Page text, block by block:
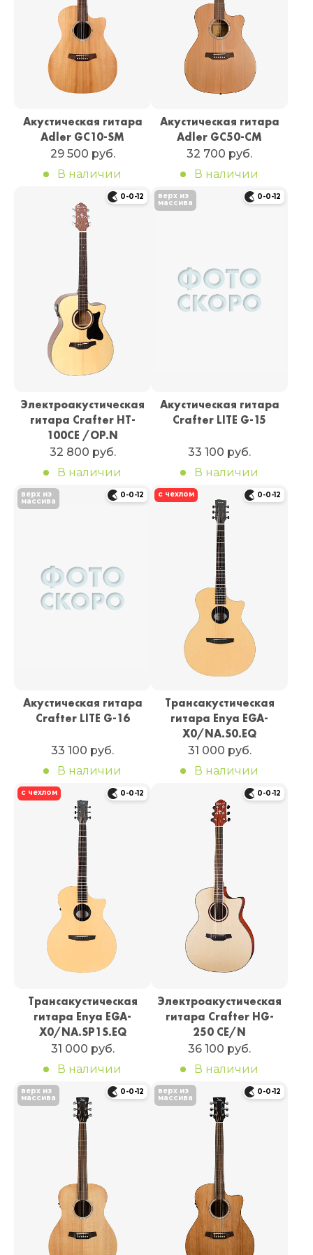
Акустическая гитара
Adler GC10-SM
29 500 руб.
В наличии
Акустическая гитара
Adler GC50-CM
32 700 руб.
В наличии
0-0-12
Электроакустическая
гитара Crafter HT-
100CE /OP.N
32 800 руб.
В наличии
верх из
массива
0-0-12
Акустическая гитара
Crafter LITE G-15
33 100 руб.
В наличии
верх из
массива
0-0-12
Акустическая гитара
Crafter LITE G-16
33 100 руб.
В наличии
с чехлом 0-0-12
Трансакустическая
гитара Enya EGA-
X0/NA.S0.EQ
31 000 руб.
В наличии
с чехлом 0-0-12
Трансакустическая
гитара Enya EGA-
X0/NA.SP1S.EQ
31 000 руб.
В наличии
0-0-12
Электроакустическая
гитара Crafter HG-
250 CE/N
36 100 руб.
В наличии
верх из
массива
0-0-12 верх из
массива
0-0-12